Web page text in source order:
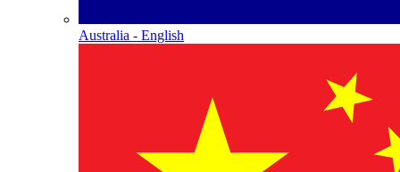
Australia - English